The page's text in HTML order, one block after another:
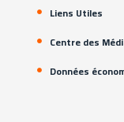
Liens Utiles
Centre des
Données